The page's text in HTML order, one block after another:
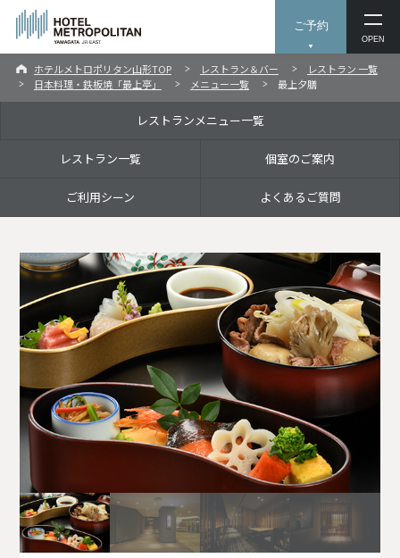
ご予約
OPEN
ホテルメトロポリタン山形TOP レストラン＆バー
レストラン 一覧
日本料理・鉄板焼「最上亭」
メニュー一覧 最上夕膳
レストランメニュー一覧
レストラン一覧 個室のご案内
ご利用シーン よくあるご質問